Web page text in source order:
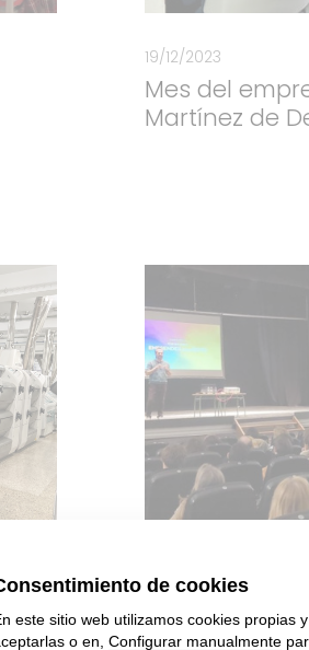
19/12/2023
Mes del
Martínez de
11/12/2023
Charla "Haz
Novell